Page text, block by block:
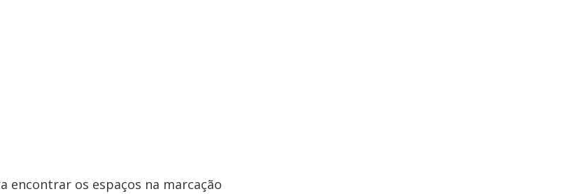
encontrar os espaços na marcação